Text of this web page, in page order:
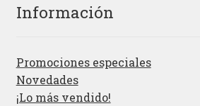
Información
Promociones especiales
Novedades
¡Lo más vendido!